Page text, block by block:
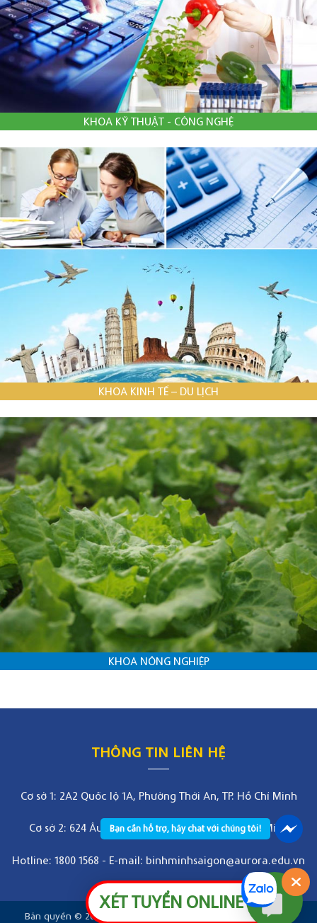
XÉT TUYỂN ONLINE
KHOA KỸ THUẬT - CÔNG NGHỆ
KHOA KINH TẾ – DU LỊCH
KHOA NÔNG NGHIỆP
THÔNG TIN LIÊN HỆ
Cơ sở 1: 2A2 Quốc lộ 1A, Phường Thới An, TP. Hồ Chí Minh
Cơ sở 2: 624 Âu Cơ, Phường Bảy Hiền, TP. Hồ Chí Minh
Hotline: 1800 1568 - E-mail: binhminhsaigon@aurora.edu.vn
Bản quyền © 2026 Aurora Saigon College. All rights reserved.
Bạn cần hỗ trợ, hãy chat với chúng tôi!